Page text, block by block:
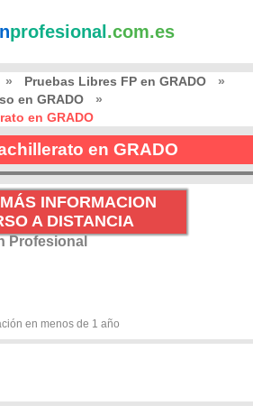
profesional .com.es
» Pruebas Libres FP en GRADO
»
en GRADO
»
en GRADO
en GRADO
INFORMACION
A DISTANCIA
Profesional
en menos de 1 año